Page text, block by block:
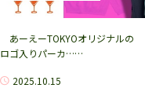
あーえーTOKYOオリジナルの
ロゴ入りパーカ……
2025.10.15